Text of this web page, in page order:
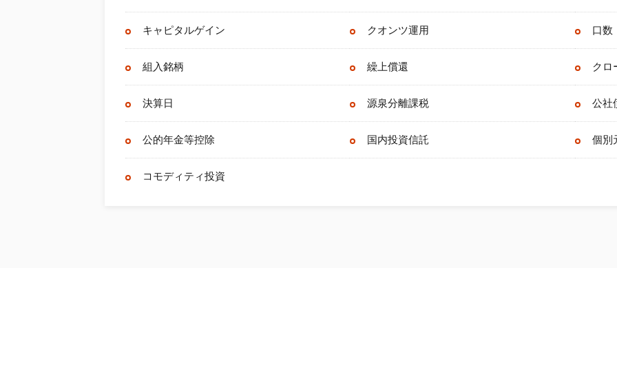
キャピタルゲイン クオンツ運用 口数
組入銘柄 繰上償還 クロ
決算日 源泉分離課税 公社
公的年金等控除 国内投資信託 個別
コモディティ投資